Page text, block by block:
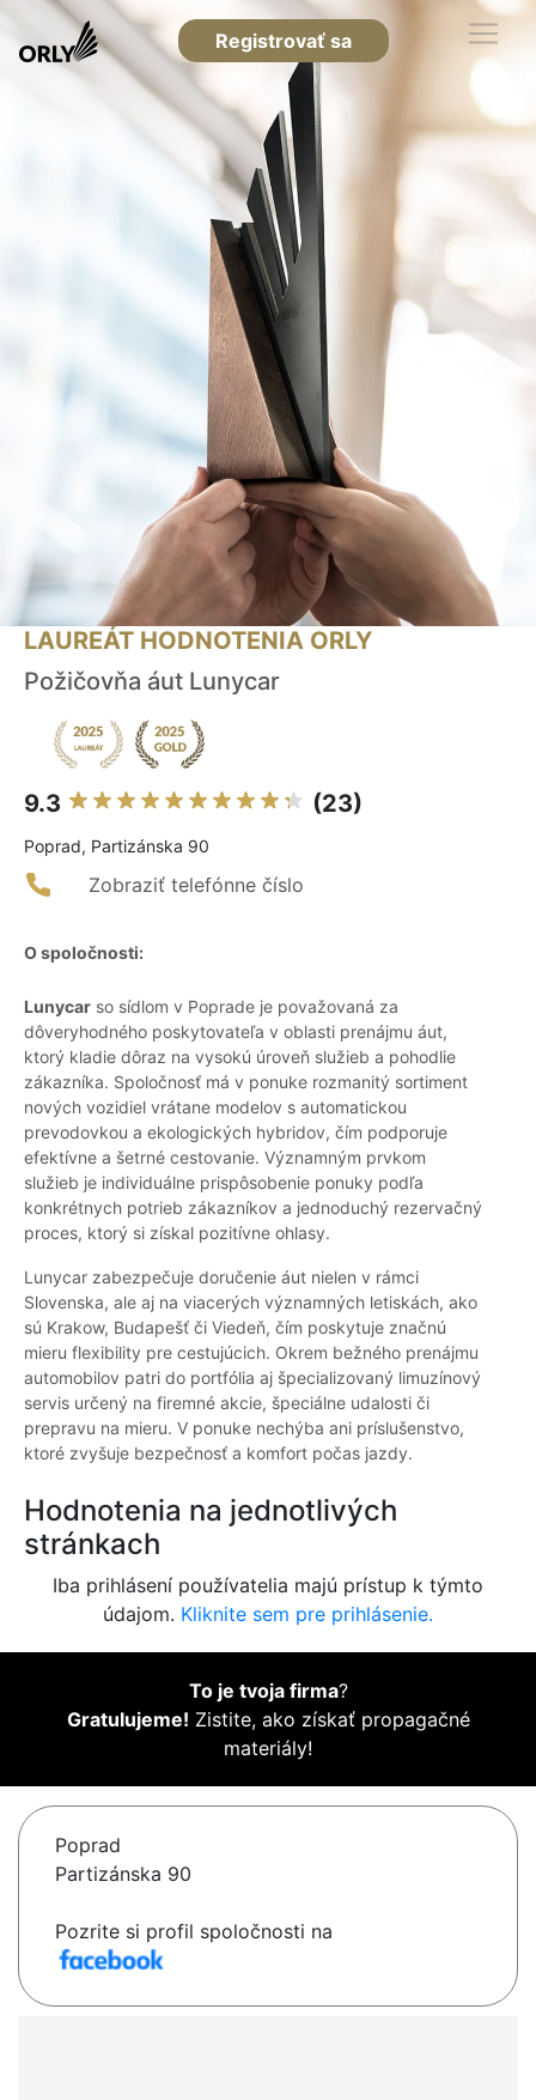
Registrovať sa
LAUREÁT HODNOTENIA ORLY
Požičovňa áut Lunycar
9.3 (23)
Poprad, Partizánska 90
Zobraziť telefónne číslo
O spoločnosti:
Lunycar so sídlom v Poprade je považovaná za
dôveryhodného poskytovateľa v oblasti prenájmu áut,
ktorý kladie dôraz na vysokú úroveň služieb a pohodlie
zákazníka. Spoločnosť má v ponuke rozmanitý sortiment
nových vozidiel vrátane modelov s automatickou
prevodovkou a ekologických hybridov, čím podporuje
efektívne a šetrné cestovanie. Významným prvkom
služieb je individuálne prispôsobenie ponuky podľa
konkrétnych potrieb zákazníkov a jednoduchý rezervačný
proces, ktorý si získal pozitívne ohlasy.
Lunycar zabezpečuje doručenie áut nielen v rámci
Slovenska, ale aj na viacerých významných letiskách, ako
sú Krakow, Budapešť či Viedeň, čím poskytuje značnú
mieru flexibility pre cestujúcich. Okrem bežného prenájmu
automobilov patri do portfólia aj špecializovaný limuzínový
servis určený na firemné akcie, špeciálne udalosti či
prepravu na mieru. V ponuke nechýba ani príslušenstvo,
ktoré zvyšuje bezpečnosť a komfort počas jazdy.
Hodnotenia na jednotlivých
stránkach
Iba prihlásení používatelia majú prístup k týmto
údajom. Kliknite sem pre prihlásenie.
To je tvoja firma?
Gratulujeme! Zistite, ako získať propagačné
materiály!
Poprad
Partizánska 90
Pozrite si profil spoločnosti na